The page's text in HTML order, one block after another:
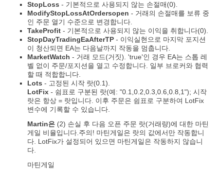
StopLoss - 기본적으로 사용되지 않는 손절매(0).
ModifyStopLossAtOrdersopen - 거래의 손절매를 보류 중
인 주문 열기 수준으로 변경합니다.
TakeProfit - 기본적으로 사용되지 않는 이익을 취합니다(0).
StopDayTradingEaAfterTP - 이익실현으로 마지막 포지션
이 청산되면 EA는 다음날까지 작동을 멈춥니다.
MarketWatch - 거래 모드(거짓). 'true'인 경우 EA는 스톱 레
벨 없이 주문/포지션을 열고 수정합니다. 일부 브로커와 협력
할 때 적합합니다.
Lots - 고정된 시작 랏(0.1).
LotFix - 쉼표로 구분된 랏(예: "0.1,0.2,0.3,0.6,0.8,1"); 시작
랏은 항상 = 랏입니다. 이후 주문은 쉼표로 구분하여 LotFix
변수에 기록할 수 있습니다.
Martin은 (2) 손실 후 다음 오픈 주문 랏(거래량)에 대한 마틴
게일 비율입니다.주의! 마틴게일은 랏의 값에서만 작동합니
다. LotFix가 설정되어 있으면 마틴게일은 작동하지 않습니
다.
마틴게일